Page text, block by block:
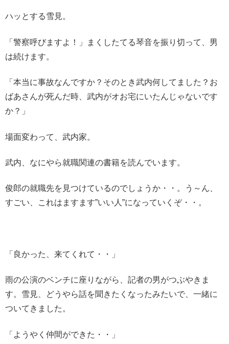
ハッとする雪見。
「警察呼びますよ！」まくしたてる琴音を振り切って、男
は続けます。
「本当に事故なんですか？そのとき武内何してました？お
ばあさんが死んだ時、武内がオお宅にいたんじゃないです
か？」
場面変わって、武内家。
武内、なにやら就職関連の書籍を読んでいます。
俊郎の就職先を見つけているのでしょうか・・。う～ん、
すごい、これはますます”いい人”になっていくぞ・・。
「良かった、来てくれて・・」
雨の公演のベンチに座りながら、記者の男がつぶやきま
す。雪見、どうやら話を聞きたくなったみたいで、一緒に
ついてきました。
「ようやく仲間ができた・・」